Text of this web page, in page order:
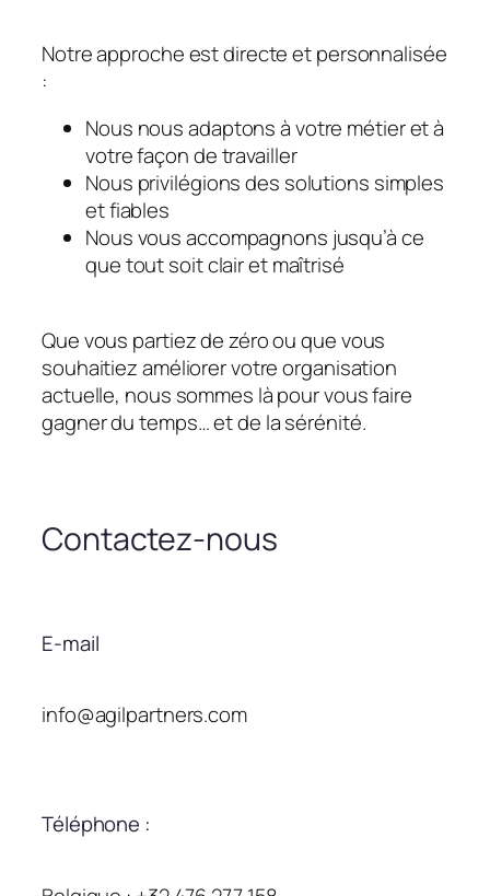
Notre approche est directe et personnalisée
:
Nous nous adaptons à votre métier et à
votre façon de travailler
Nous privilégions des solutions simples
et fiables
Nous vous accompagnons jusqu’à ce
que tout soit clair et maîtrisé
Que vous partiez de zéro ou que vous
souhaitiez améliorer votre organisation
actuelle, nous sommes là pour vous faire
gagner du temps… et de la sérénité.
Contactez-nous
E-mail
info@agilpartners.com
Téléphone :